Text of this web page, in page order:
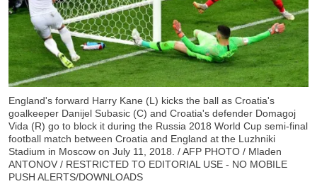
England's forward Harry Kane (L) kicks the ball as Croatia's
goalkeeper Danijel Subasic (C) and Croatia's defender Domagoj
Vida (R) go to block it during the Russia 2018 World Cup semi-final
football match between Croatia and England at the Luzhniki
Stadium in Moscow on July 11, 2018. / AFP PHOTO / Mladen
ANTONOV / RESTRICTED TO EDITORIAL USE - NO MOBILE
PUSH ALERTS/DOWNLOADS